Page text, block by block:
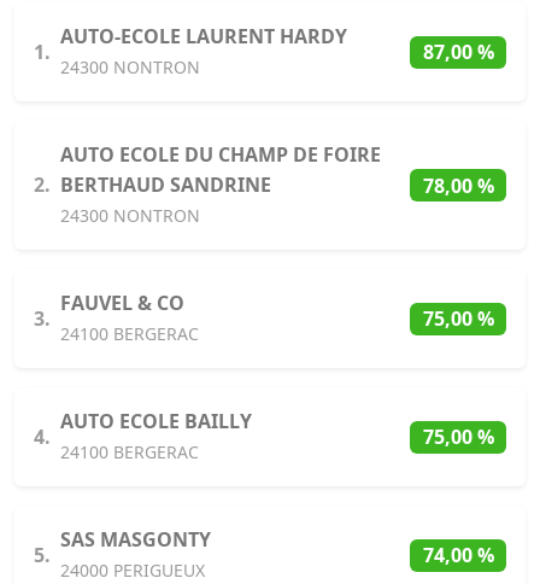
1.
AUTO-ECOLE LAURENT HARDY
24300 NONTRON
87,00 %
2.
AUTO ECOLE DU CHAMP DE FOIRE
BERTHAUD SANDRINE
24300 NONTRON
78,00 %
3.
FAUVEL & CO
24100 BERGERAC
75,00 %
4.
AUTO ECOLE BAILLY
24100 BERGERAC
75,00 %
5.
SAS MASGONTY
24000 PERIGUEUX
74,00 %